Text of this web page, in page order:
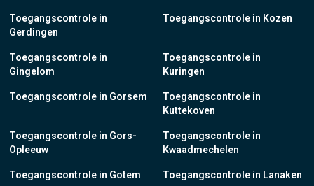
Toegangscontrole in
Gerdingen
Toegangscontrole in
Gingelom
Toegangscontrole in Gorsem
Toegangscontrole in Gors-
Opleeuw
Toegangscontrole in Gotem
Toegangscontrole in Kozen
Toegangscontrole in
Kuringen
Toegangscontrole in
Kuttekoven
Toegangscontrole in
Kwaadmechelen
Toegangscontrole in Lanaken